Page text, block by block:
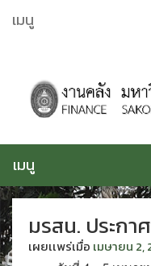
ไป
เมนู
เมนู
มรสน. ประกา
เผยเเพร่เมื่อ เมษายน 2,